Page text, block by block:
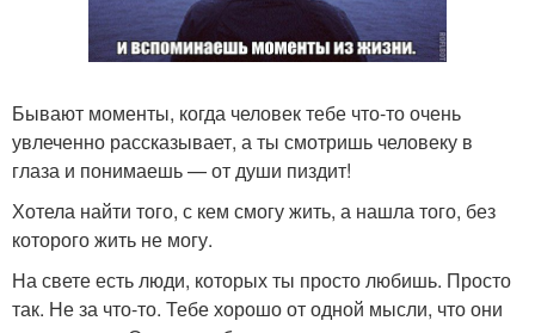
Бывают моменты, когда человек тебе что-то очень
увлеченно рассказывает, а ты смотришь человеку в
глаза и понимаешь — от души пиздит!
Хотела найти того, с кем смогу жить, а нашла того, без
которого жить не могу.
На свете есть люди, которых ты просто любишь. Просто
так. Не за что-то. Тебе хорошо от одной мысли, что они